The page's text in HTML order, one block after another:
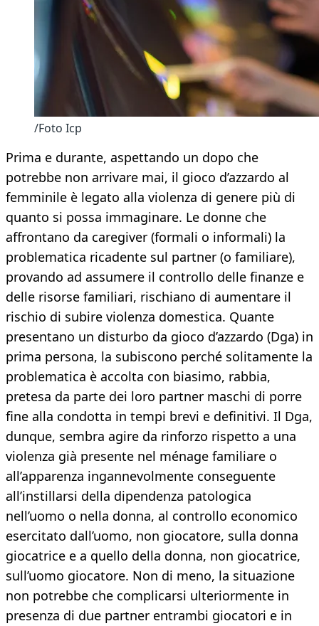
/Foto Icp
Prima e durante, aspettando un dopo che
potrebbe non arrivare mai, il gioco d’azzardo al
femminile è legato alla violenza di genere più di
quanto si possa immaginare. Le donne che
affrontano da caregiver (formali o informali) la
problematica ricadente sul partner (o familiare),
provando ad assumere il controllo delle finanze e
delle risorse familiari, rischiano di aumentare il
rischio di subire violenza domestica. Quante
presentano un disturbo da gioco d’azzardo (Dga) in
prima persona, la subiscono perché solitamente la
problematica è accolta con biasimo, rabbia,
pretesa da parte dei loro partner maschi di porre
fine alla condotta in tempi brevi e definitivi. Il Dga,
dunque, sembra agire da rinforzo rispetto a una
violenza già presente nel ménage familiare o
all’apparenza ingannevolmente conseguente
all’instillarsi della dipendenza patologica
nell’uomo o nella donna, al controllo economico
esercitato dall’uomo, non giocatore, sulla donna
giocatrice e a quello della donna, non giocatrice,
sull’uomo giocatore. Non di meno, la situazione
non potrebbe che complicarsi ulteriormente in
presenza di due partner entrambi giocatori e in